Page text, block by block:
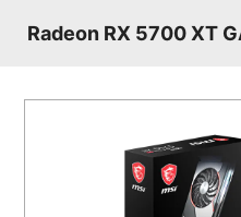
Radeon RX 5700 XT